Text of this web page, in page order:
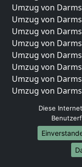
Umzug von
Umzug von
Umzug von
Umzug von
Umzug von
Umzug von
Umzug von
Umzug von
Umzug von
Umzüge-
Umzug von
Diese